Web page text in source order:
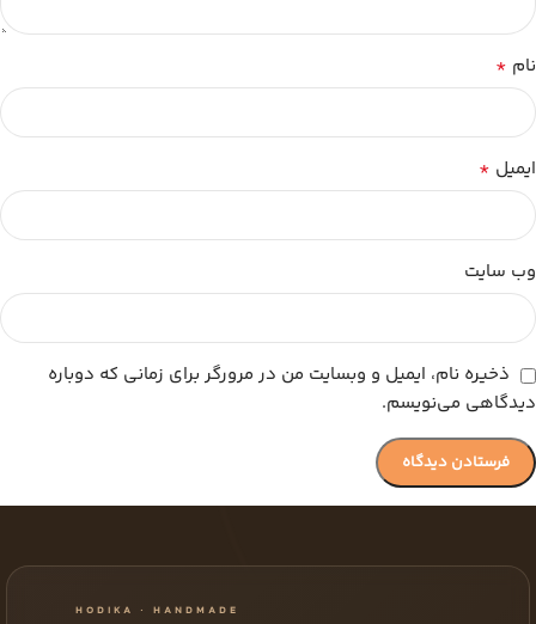
نام *
ایمیل *
وب‌ سایت
ذخیره نام، ایمیل و وبسایت من در مرورگر برای زمانی که دوباره
دیدگاهی می‌نویسم.
HODIKA · HANDMADE